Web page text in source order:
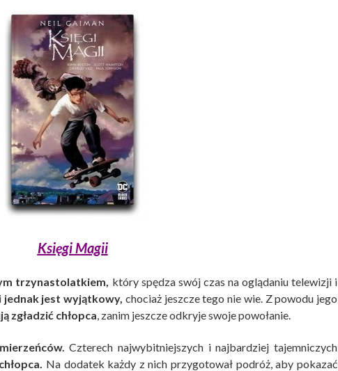
Księgi Magii
trzynastolatkiem, który spędza swój czas na oglądaniu telewizji i
jednak jest wyjątkowy, chociaż jeszcze tego nie wie. Z powodu jego
zgładzić chłopca , zanim jeszcze odkryje swoje powołanie.
Czterech najwybitniejszych i najbardziej tajemniczych
Na dodatek każdy z nich przygotował podróż, aby pokazać